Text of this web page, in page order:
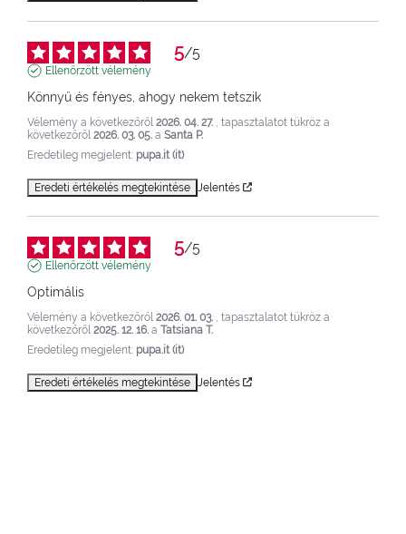
5/5
Ellenőrzött vélemény
Könnyű és fényes, ahogy nekem tetszik
Vélemény a következőről 2026. 04. 27. , tapasztalatot tükröz a
következőről 2026. 03. 05. a Santa P.
Eredetileg megjelent: pupa.it (it)
Eredeti értékelés megtekintése Jelentés
5/5
Ellenőrzött vélemény
Optimális
Vélemény a következőről 2026. 01. 03. , tapasztalatot tükröz a
következőről 2025. 12. 16. a Tatsiana T.
Eredetileg megjelent: pupa.it (it)
Eredeti értékelés megtekintése Jelentés